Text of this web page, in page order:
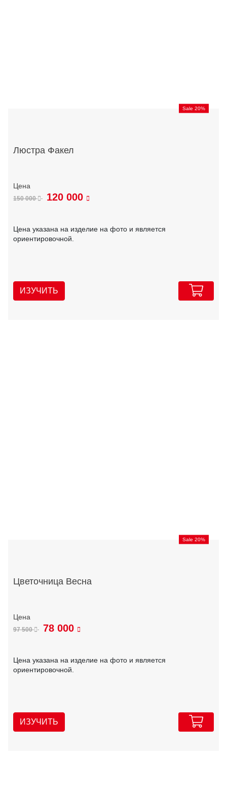
Sale 20%
Люстра Факел
150 000 120 000
Цена указана на изделие на фото и является
ориентировочной.
ИЗУЧИТЬ
Sale 20%
Цветочница Весна
97 500 78 000
Цена указана на изделие на фото и является
ориентировочной.
ИЗУЧИТЬ